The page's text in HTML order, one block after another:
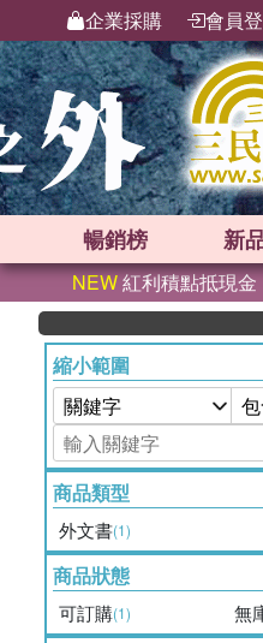
企業採購 會員
暢銷榜 新
NEW紅利積點抵現
縮小範圍
商品類型
外文書(1)
商品狀態
可訂購(1) 無